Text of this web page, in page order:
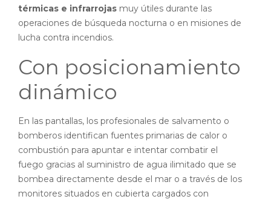
térmicas e infrarrojas muy útiles durante las
operaciones de búsqueda nocturna o en misiones de
lucha contra incendios.
Con posicionamiento
dinámico
En las pantallas, los profesionales de salvamento o
bomberos identifican fuentes primarias de calor o
combustión para apuntar e intentar combatir el
fuego gracias al suministro de agua ilimitado que se
bombea directamente desde el mar o a través de los
monitores situados en cubierta cargados con